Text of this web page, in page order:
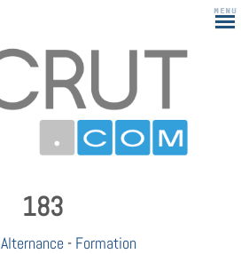
183
Alternance - Formation